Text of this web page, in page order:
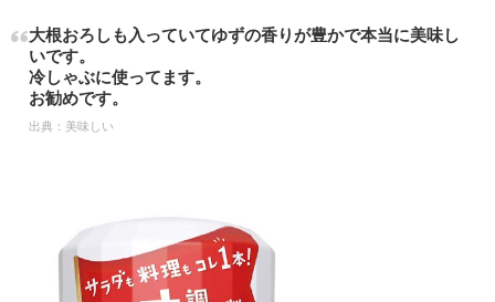
大根おろしも入っていてゆずの香りが豊かで本当に美味し
いです。
冷しゃぶに使ってます。
お勧めです。
出典： 美味しい